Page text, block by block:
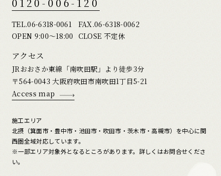
TEL.06-6318-0061
FAX.06-6318-0062
OPEN 9:00〜18:00 CLOSE 不定休
アクセス
JRおおさか東線「南吹田駅」より徒歩3分
〒564-0043 大阪府吹田市南吹田1丁目5-21
Access map
施工エリア
北摂（箕面市・豊中市・池田市・吹田市・茨木市・高槻市）を中心に関
西圏全域対応しています。
※一部エリア対象外となるところがあります。詳しくはお問合せくださ
い。